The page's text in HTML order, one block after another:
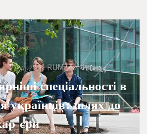
спеціальності в
українців: шлях до